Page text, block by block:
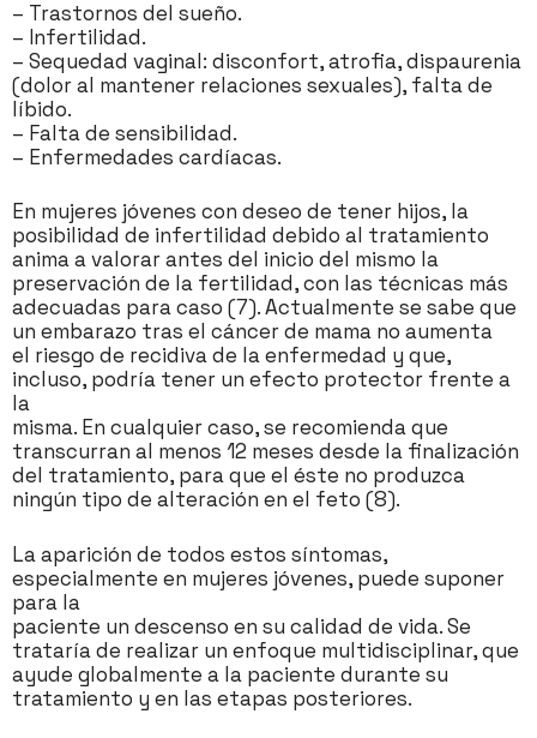
– Trastornos del sueño.
– Infertilidad.
– Sequedad vaginal: disconfort, atrofia, dispaurenia
(dolor al mantener relaciones sexuales), falta de
líbido.
– Falta de sensibilidad.
– Enfermedades cardíacas.
En mujeres jóvenes con deseo de tener hijos, la
posibilidad de infertilidad debido al tratamiento
anima a valorar antes del inicio del mismo la
preservación de la fertilidad, con las técnicas más
adecuadas para caso (7). Actualmente se sabe que
un embarazo tras el cáncer de mama no aumenta
el riesgo de recidiva de la enfermedad y que,
incluso, podría tener un efecto protector frente a
la
misma. En cualquier caso, se recomienda que
transcurran al menos 12 meses desde la finalización
del tratamiento, para que el éste no produzca
ningún tipo de alteración en el feto (8).
La aparición de todos estos síntomas,
especialmente en mujeres jóvenes, puede suponer
para la
paciente un descenso en su calidad de vida. Se
trataría de realizar un enfoque multidisciplinar, que
ayude globalmente a la paciente durante su
tratamiento y en las etapas posteriores.